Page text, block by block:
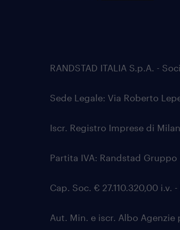
RANDSTAD ITALIA S.p.A. -
Sede Legale: Via Roberto
Iscr. Registro Imprese di
Partita IVA: Randstad Gruppo
Cap. Soc. € 27.110.320,00
Aut. Min. e iscr. Albo Agenzie